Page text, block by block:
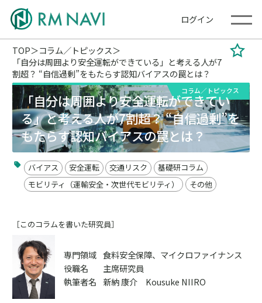
ログイン
TOP
コラム／トピックス
「自分は周囲より安全運転ができている」と考える人が7
割超？ “自信過剰”をもたらす認知バイアスの罠とは？
コラム／トピックス
「自分は周囲より安全運転ができてい
る」と考える人が7割超？ “自信過剰”を
もたらす認知バイアスの罠とは？
バイアス 安全運転 交通リスク
基礎研コラム
モビリティ（運輸安全・次世代モビリティ）
その他
［このコラムを書いた研究員］
専門領域 食料安全保障、マイクロファイナンス
役職名
主席研究員
執筆者名
新納 康介 Kousuke NIIRO